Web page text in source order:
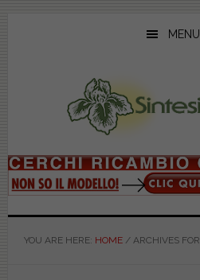
MENU
YOU ARE HERE: HOME /ARCHIVES FOR